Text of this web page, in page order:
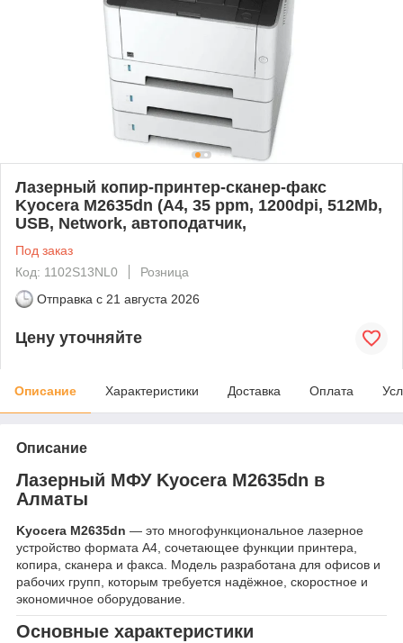
Лазерный копир-принтер-сканер-факс
Kyocera M2635dn (А4, 35 ppm, 1200dpi, 512Mb,
USB, Network, автоподатчик,
Под заказ
Код: 1102S13NL0
Розница
Отправка с 21 августа 2026
Цену уточняйте
Описание Характеристики Доставка Оплата
Описание
Лазерный МФУ Kyocera M2635dn в
Алматы
Kyocera M2635dn — это многофункциональное лазерное
устройство формата А4, сочетающее функции принтера,
копира, сканера и факса. Модель разработана для офисов и
рабочих групп, которым требуется надёжное, скоростное и
экономичное оборудование.
Основные характеристики